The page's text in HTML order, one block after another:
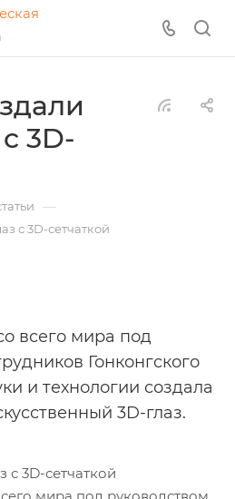
3D-
—
с 3D-сетчаткой
всего мира под
Гонконгского
и технологии создала
3D-глаз.